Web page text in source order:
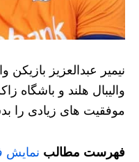
نیمیر عبدالعزیز
والیبال هلند و باشگاه
موفقیت های زیادی را
فهرست مطالب نمایش